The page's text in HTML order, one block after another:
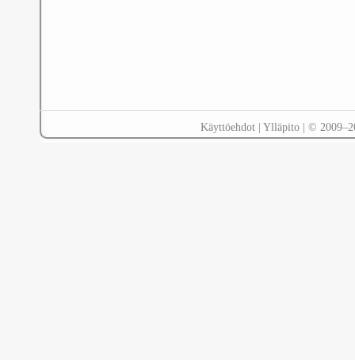
Käyttöehdot| Ylläpito| ©